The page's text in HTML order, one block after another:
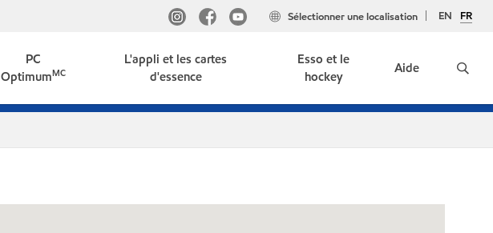
EN FR
Sélectionner une localisation
PC
OptimumMC
L'appli et les cartes
d'essence
Esso et le
hockey
Aide